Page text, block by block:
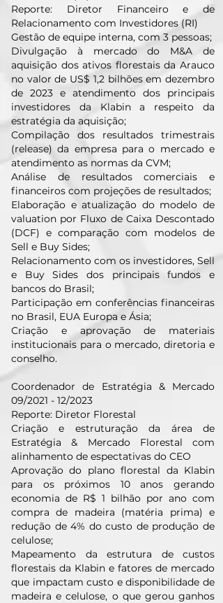
Reporte: Diretor Financeiro e de
Relacionamento com Investidores (RI)
Gestão de equipe interna, com 3 pessoas;
Divulgação à mercado do M&A de
aquisição dos ativos florestais da Arauco
no valor de US$ 1,2 bilhões em dezembro
de 2023 e atendimento dos principais
investidores da Klabin a respeito da
estratégia da aquisição;
Compilação dos resultados trimestrais
(release) da empresa para o mercado e
atendimento as normas da CVM;
Análise de resultados comerciais e
financeiros com projeções de resultados;
Elaboração e atualização do modelo de
valuation por Fluxo de Caixa Descontado
(DCF) e comparação com modelos de
Sell e Buy Sides;
Relacionamento com os investidores, Sell
e Buy Sides dos principais fundos e
bancos do Brasil;
Participação em conferências financeiras
no Brasil, EUA Europa e Ásia;
Criação e aprovação de materiais
institucionais para o mercado, diretoria e
conselho.
Coordenador de Estratégia & Mercado
09/2021 - 12/2023
Reporte: Diretor Florestal
Criação e estruturação da área de
Estratégia & Mercado Florestal com
alinhamento de espectativas do CEO
Aprovação do plano florestal da Klabin
para os próximos 10 anos gerando
economia de R$ 1 bilhão por ano com
compra de madeira (matéria prima) e
redução de 4% do custo de produção de
celulose;
Mapeamento da estrutura de custos
florestais da Klabin e fatores de mercado
que impactam custo e disponibilidade de
madeira e celulose, o que gerou ganhos